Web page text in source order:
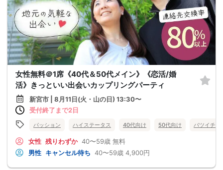
女性無料＠1席《40代＆50代メイン》《恋活/婚
活》きっといい出会いカップリングパーティ
新宮市 | 8月11日(火・山の日) 13:30〜
受付終了まで2日
パッション ハイステータス 40代向け 50代向け バツイチ・
女性 残りわずか 40〜59歳 無料
男性 キャンセル待ち 40〜59歳 4,900円